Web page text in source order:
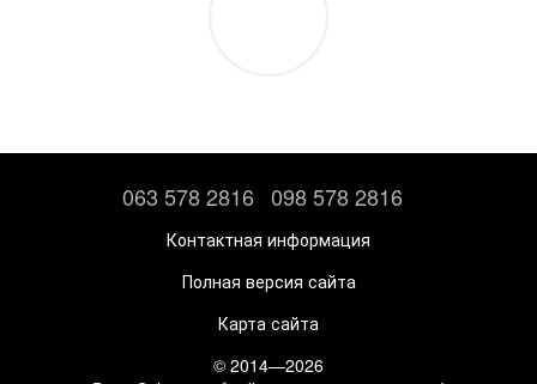
063 578 2816 098 578 2816
Контактная информация
Полная версия сайта
Карта сайта
© 2014—2026